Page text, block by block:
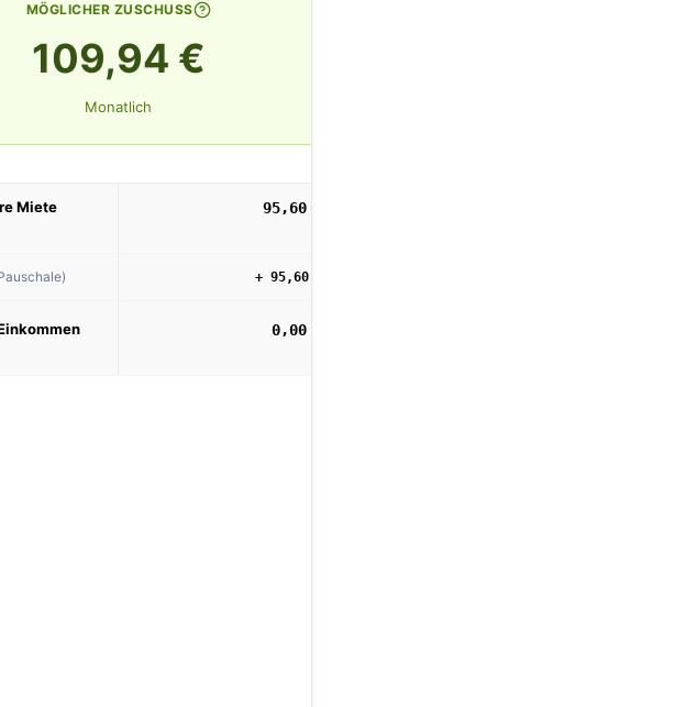
MÖGLICHER ZUSCHUSS
109,94 €
Monatlich
Miete 95,60 €
+ 95,60 €
0,00 €